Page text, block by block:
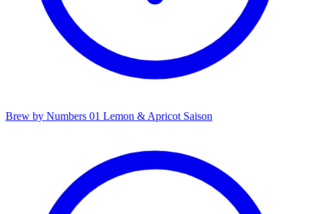
Brew by Numbers 01 Lemon & Apricot Saison